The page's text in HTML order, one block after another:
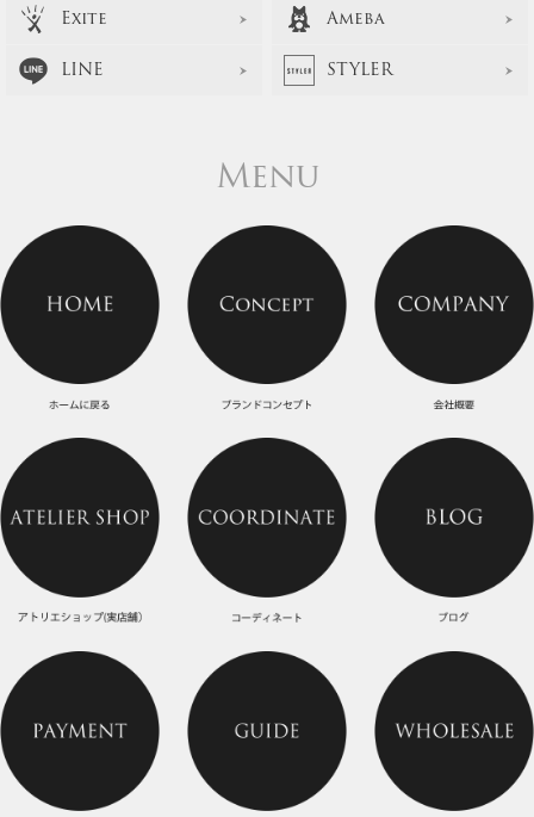
Exite
Ameba
LINE
STYLER
Menu